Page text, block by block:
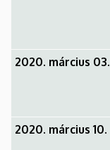
2020. március 03.
2020. március 10.